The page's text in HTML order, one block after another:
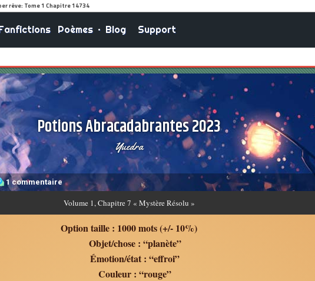
Poèmes• Blog Support
Potions Abracadabrantes 2023
Yuedra
1 commentaire
Volume1, Chapitre 7 « Mystère Résolu »
Option taille : 1000 mots (+/- 10%)
Objet/chose : “planète”
Émotion/état : “effroi”
Couleur : “rouge”